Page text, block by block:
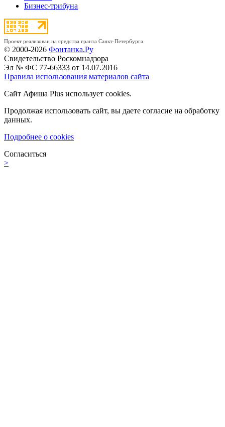
Бизнес-трибуна
Проект реализован на средства гранта Санкт-Петербурга
© 2000-2026 Фонтанка.Ру
Свидетельство Роскомнадзора
Эл № ФС 77-66333 от 14.07.2016
Правила использования материалов сайта
Сайт Афиша Plus использует cookies.
Продолжая использовать сайт, вы даете согласие на обработку
данных.
Подробнее о cookies
Согласиться
>